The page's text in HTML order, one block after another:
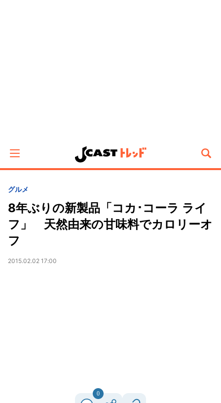
グルメ
8年ぶりの新製品「コカ･コーラ ライ
フ」 天然由来の甘味料でカロリーオ
フ
2015.02.02 17:00
0